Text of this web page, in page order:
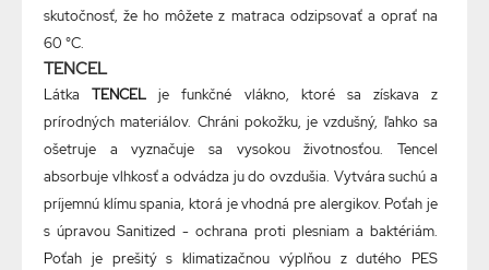
skutočnosť, že ho môžete z matraca odzipsovať a oprať na
60 °C.
TENCEL
LátkaTENCEL je funkčné vlákno, ktoré sa získava z
prírodných materiálov. Chráni pokožku, je vzdušný, ľahko sa
ošetruje a vyznačuje sa vysokou životnosťou. Tencel
absorbuje vlhkosť a odvádza ju do ovzdušia. Vytvára suchú a
príjemnú klímu spania, ktorá je vhodná pre alergikov. Poťah je
s úpravou Sanitized - ochrana proti plesniam a baktériám.
Poťah je prešitý s klimatizačnou výplňou z dutého PES